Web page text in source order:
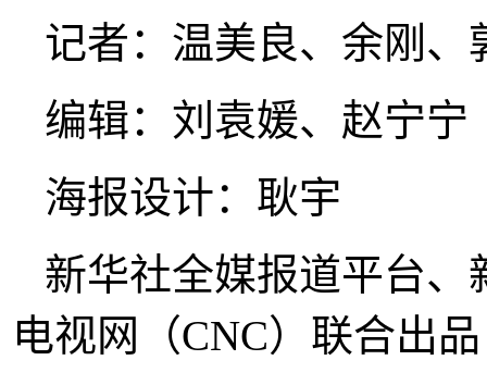
记者：温美良、余刚
编辑：刘袁媛、赵宁宁
海报设计：耿宇
新华社全媒报道平台
电视网（CNC）联合出品